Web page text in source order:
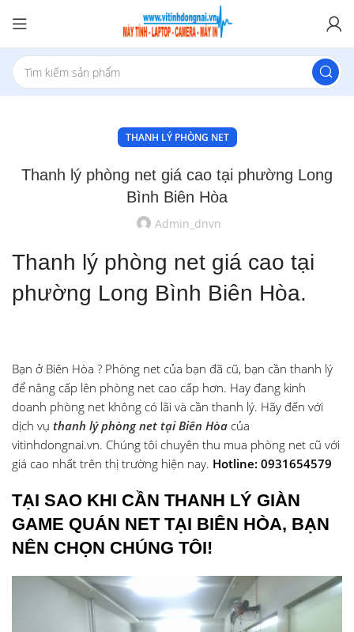
THANH LÝ PHÒNG NET
Thanh lý phòng net giá cao tại phường Long
Bình Biên Hòa
Admin_dnvn
Thanh lý phòng net giá cao tại
phường Long Bình Biên Hòa.
Bạn ở Biên Hòa ? Phòng net của bạn đã cũ, bạn cần thanh lý
để nâng cấp lên phòng net cao cấp hơn. Hay đang kinh
doanh phòng net không có lãi và cần thanh lý. Hãy đến với
dịch vụ thanh lý phòng net tại Biên Hòa của
vitinhdongnai.vn. Chúng tôi chuyên thu mua phòng net cũ với
giá cao nhất trên thị trường hiện nay. Hotline: 0931654579
TẠI SAO KHI CẦN THANH LÝ GIÀN
GAME QUÁN NET TẠI BIÊN HÒA, BẠN
NÊN CHỌN CHÚNG TÔI!